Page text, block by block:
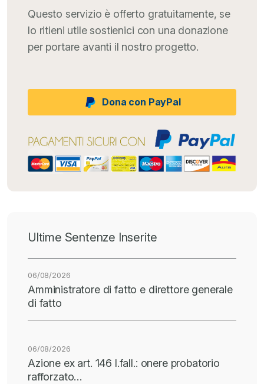
Questo servizio è offerto gratuitamente, se
lo ritieni utile sostienici con una donazione
per portare avanti il nostro progetto.
Dona con PayPal
Ultime Sentenze Inserite
06/08/2026
Amministratore di fatto e direttore generale
di fatto
06/08/2026
Azione ex art. 146 l.fall.: onere probatorio
rafforzato…